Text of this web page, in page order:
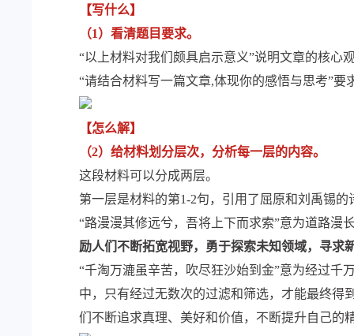
【写什么】
（1）看清题目要求。
“以上材料对我们颇具启示意义”说明文章的核心
“请结合材料写一篇文章,体现你的感悟与思考”要
【怎么解】
（2）给材料划分层次，分析每一层的内容。
这段材料可以分成两层。
第一层是材料的第1-2句，引用了屈原和刘禹锡的
“路漫漫其修远兮，吾将上下而求索”意为道路漫
励人们不断拓宽视野，勇于探索未知领域，寻求
“千淘万漉虽辛苦，吹尽狂沙始到金”意为经过千
中，只有经过无数次的过滤和筛选，才能最终得
们不断追求真理、美好和价值，不断提升自己的